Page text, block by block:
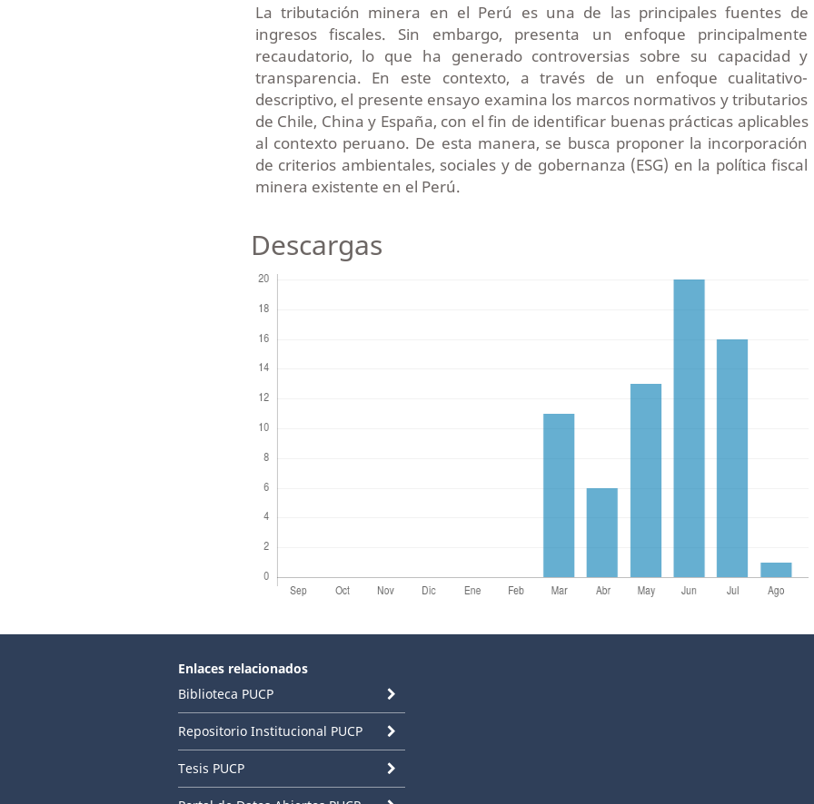
La tributación minera en el Perú es una de las principales fuentes de
ingresos fiscales. Sin embargo, presenta un enfoque principalmente
recaudatorio, lo que ha generado controversias sobre su capacidad y
transparencia. En este contexto, a través de un enfoque cualitativo-
descriptivo, el presente ensayo examina los marcos normativos y tributarios
de Chile, China y España, con el fin de identificar buenas prácticas aplicables
al contexto peruano. De esta manera, se busca proponer la incorporación
de criterios ambientales, sociales y de gobernanza (ESG) en la política fiscal
minera existente en el Perú.
Descargas
Enlaces relacionados
Biblioteca PUCP
Repositorio Institucional PUCP
Tesis PUCP